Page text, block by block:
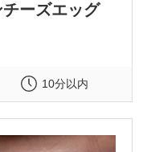
ーズエッグ
10分以内